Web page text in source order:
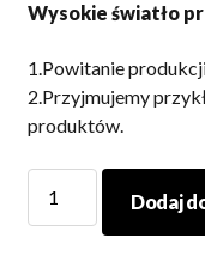
Wysokie światło
1.Powitanie
2.Przyjmujemy
produktów.
światło
Dodaj